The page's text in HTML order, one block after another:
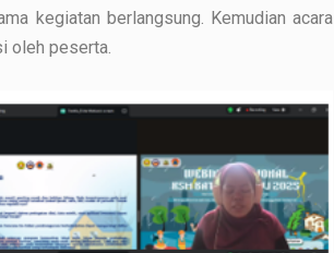
kegiatan berlangsung. Kemudian acara
oleh peserta.